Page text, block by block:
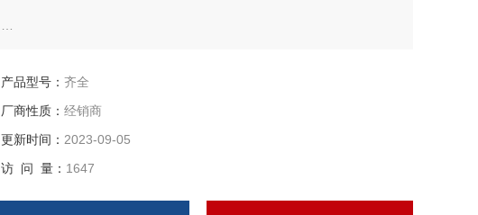
使用于楼到主管道100焊接管的安装固定架接作用。本产品主要原
料为红松木、
杨木、柳木、为原料、木托表面做防腐沥青柒侵泡、此产品防腐性
能好、可反复拆装
产品型号： 齐全
厂商性质： 经销商
更新时间： 2023-09-05
访 问 量： 1647